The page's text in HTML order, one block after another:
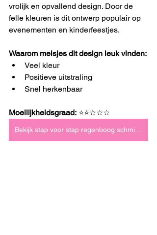
vrolijk en opvallend design. Door de
felle kleuren is dit ontwerp populair op
evenementen en kinderfeestjes.
Waarom meisjes dit design leuk vinden:
Veel kleur
Positieve uitstraling
Snel herkenbaar
Moeilijkheidsgraad: ⭐⭐☆☆☆
Bekijk stap voor stap regenboog schminken